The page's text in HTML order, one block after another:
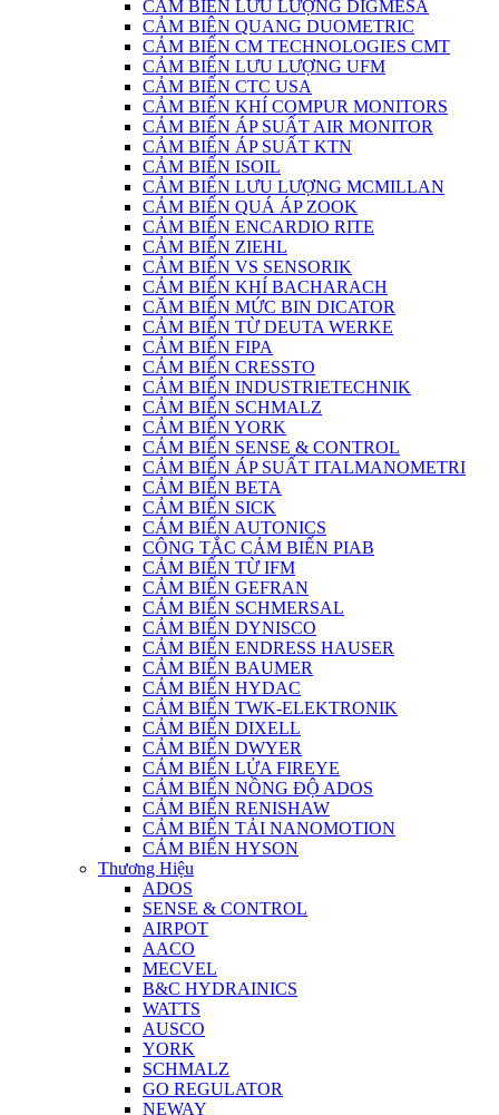
CẢM BIẾN LƯU LƯỢNG DIGMESA
CẢM BIÊN QUANG DUOMETRIC
CẢM BIẾN CM TECHNOLOGIES CMT
CẢM BIẾN LƯU LƯỢNG UFM
CẢM BIẾN CTC USA
CẢM BIẾN KHÍ COMPUR MONITORS
CẢM BIẾN ÁP SUẤT AIR MONITOR
CẢM BIẾN ÁP SUẤT KTN
CẢM BIẾN ISOIL
CẢM BIẾN LƯU LƯỢNG MCMILLAN
CẢM BIẾN QUÁ ÁP ZOOK
CẢM BIẾN ENCARDIO RITE
CẢM BIẾN ZIEHL
CẢM BIẾN VS SENSORIK
CẢM BIẾN KHÍ BACHARACH
CĂM BIẾN MỨC BIN DICATOR
CẢM BIẾN TỪ DEUTA WERKE
CẢM BIẾN FIPA
CẢM BIẾN CRESSTO
CẢM BIẾN INDUSTRIETECHNIK
CẢM BIẾN SCHMALZ
CẢM BIẾN YORK
CẢM BIẾN SENSE & CONTROL
CẢM BIẾN ÁP SUẤT ITALMANOMETRI
CẢM BIẾN BETA
CẢM BIẾN SICK
CẢM BIẾN AUTONICS
CÔNG TẮC CẢM BIẾN PIAB
CẢM BIẾN TỪ IFM
CẢM BIẾN GEFRAN
CẢM BIẾN SCHMERSAL
CẢM BIẾN DYNISCO
CẢM BIẾN ENDRESS HAUSER
CẢM BIẾN BAUMER
CẢM BIẾN HYDAC
CẢM BIẾN TWK-ELEKTRONIK
CẢM BIẾN DIXELL
CẢM BIẾN DWYER
CẢM BIẾN LỬA FIREYE
CẢM BIẾN NỒNG ĐỘ ADOS
CẢM BIẾN RENISHAW
CẢM BIẾN TẢI NANOMOTION
CẢM BIẾN HYSON
Thương Hiệu
ADOS
SENSE & CONTROL
AIRPOT
AACO
MECVEL
B&C HYDRAINICS
WATTS
AUSCO
YORK
SCHMALZ
GO REGULATOR
NEWAY